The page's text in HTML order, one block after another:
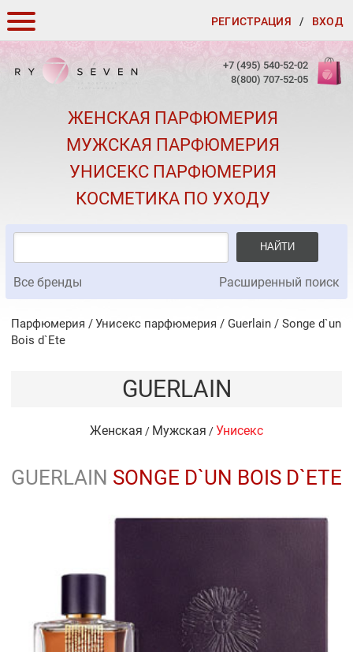
РЕГИСТРАЦИЯ / ВХОД
КАК ЗАКАЗАТЬ
СКИДКИ
КОНТАКТЫ
О КАЧЕСТВЕ
ПОДАРКИ К ЗАКАЗАМ
+7 (495) 540-52-02
8(800) 707-52-05
ЖЕНСКАЯ ПАРФЮМЕРИЯ
МУЖСКАЯ ПАРФЮМЕРИЯ
УНИСЕКС ПАРФЮМЕРИЯ
КОСМЕТИКА ПО УХОДУ
НАЙТИ
Все бренды Расширенный поиск
Парфюмерия Унисекс парфюмерия / Guerlain / Songe d`un
Bois d`Ete
GUERLAIN
Женская / Мужская /Унисекс
GUERLAIN SONGE D`UN BOIS D`ETE